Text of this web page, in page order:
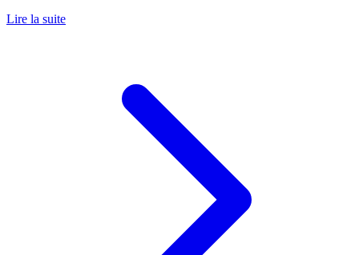
Lire la suite